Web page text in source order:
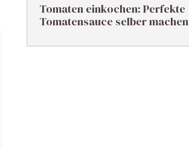
Tomaten einkochen: Perfekte
Tomatensauce selber machen